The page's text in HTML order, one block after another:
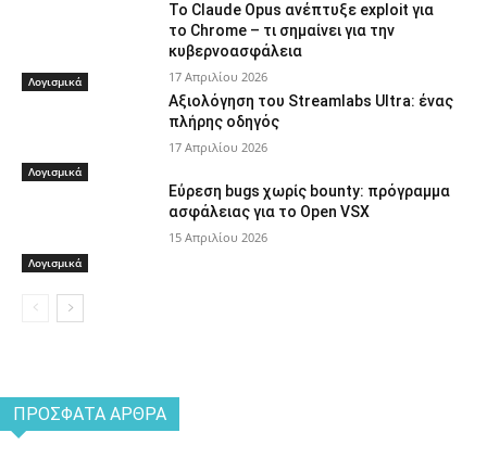
Λογισμικά
Το Claude Opus ανέπτυξε exploit για
το Chrome – τι σημαίνει για την
κυβερνοασφάλεια
17 Απριλίου 2026
Λογισμικά
Αξιολόγηση του Streamlabs Ultra: ένας
πλήρης οδηγός
17 Απριλίου 2026
Λογισμικά
Εύρεση bugs χωρίς bounty: πρόγραμμα
ασφάλειας για το Open VSX
15 Απριλίου 2026
ΠΡΌΣΦΑΤΑ ΆΡΘΡΑ